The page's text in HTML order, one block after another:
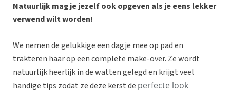
Natuurlijk mag je jezelf ook opgeven als je eens lekker
verwend wilt worden!
We nemen de gelukkige een dagje mee op pad en
trakteren haar op een complete make-over. Ze wordt
natuurlijk heerlijk in de watten gelegd en krijgt veel
handige tips zodat ze deze kerst de perfecte look